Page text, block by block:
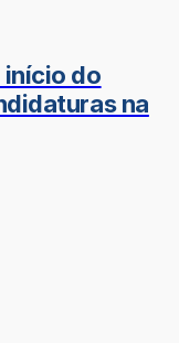
início do
na